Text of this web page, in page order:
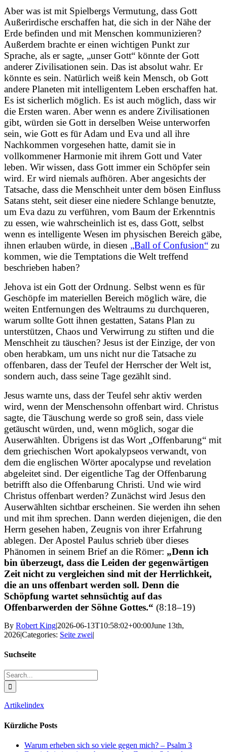
Aber was ist mit Spielbergs Vermutung, dass Gott
Außerirdische erschaffen hat, die sich in der Nähe der
Erde befinden und mit Menschen kommunizieren?
Außerdem brachte er einen wichtigen Punkt zur
Sprache, als er sagte, „unser Gott“ könnte der Gott
anderer Zivilisationen sein. Das ist absolut wahr. Er
könnte es sein. Natürlich weiß kein Mensch, ob Gott
andere Planeten mit intelligentem Leben erschaffen hat.
Es ist sicherlich möglich. Es ist auch möglich, dass wir
die Ersten waren. Aber wenn es andere Zivilisationen
gibt, würden sie Gott in derselben Weise unterworfen
sein, wie Gott es für Adam und Eva und all ihre
Nachkommen vorgesehen hatte, damit sie in
vollkommener Harmonie mit ihrem Gott und Vater
leben. Wir wissen, dass Gott immer ein Schöpfer sein
wird. Er wird niemals aufhören. Aber angesichts der
Tatsache, dass die Menschheit unter dem bösen Einfluss
Satans steht, seit dieser eine niedere Schlange benutzte,
um Eva dazu zu verführen, vom Baum der Erkenntnis
zu essen, wie wahrscheinlich ist es, dass Gott, selbst
wenn es intelligente Wesen im physischen Bereich gäbe,
ihnen erlauben würde, in diesen „Ball of Confusion“ zu
kommen, wie die Temptations die Welt treffend
beschrieben haben?
Jehova ist ein Gott der Ordnung. Selbst wenn es für
Geschöpfe im materiellen Bereich möglich wäre, die
weiten Entfernungen des Weltraums zu durchqueren,
warum sollte Gott ihnen gestatten, Satans Plan zu
unterstützen, Chaos und Verwirrung zu stiften und die
Menschheit zu täuschen? Jesus ist der Einzige, der von
oben herabkam, um uns nicht nur die Tatsache zu
offenbaren, dass der Teufel der Herrscher der Welt ist,
sondern auch, dass seine Tage gezählt sind.
Jesus warnte uns, dass der Teufel sehr aktiv werden
wird, wenn der Menschensohn offenbart wird. Christus
sagte, die Täuschung werde so groß sein, dass viele
getäuscht würden, und, wenn möglich, sogar die
Auserwählten. Übrigens ist das Wort „Offenbarung“ mit
dem griechischen Wort apokalypseos verwandt, von
dem die englischen Wörter apocalypse und revelation
abgeleitet sind. Der eigentliche Tag der Offenbarung
betrifft also die Offenbarung Christi. Und wie wird
Christus offenbart werden? Zunächst wird Jesus den
Auserwählten sichtbar erscheinen. Sie werden ihn sehen
und mit ihm sprechen. Dann werden diejenigen, die den
Herrn gesehen haben, Zeugnis von ihrer Erfahrung
ablegen. Der Apostel Paulus schrieb über dieses
Phänomen in seinem Brief an die Römer: „Denn ich
bin überzeugt, dass die Leiden der gegenwärtigen
Zeit nicht zu vergleichen sind mit der Herrlichkeit,
die an uns offenbart werden soll. Denn die
Schöpfung wartet sehnsüchtig auf das
Offenbarwerden der Söhne Gottes.“ (8:18–19)
By Robert King|2026-06-13T10:58:02+00:00June 13th,
2026|Categories: Seite zwei|
Suchseite
Search
for:
Artikelindex
Kürzliche Posts
Warum erheben sich so viele gegen mich? – Psalm 3